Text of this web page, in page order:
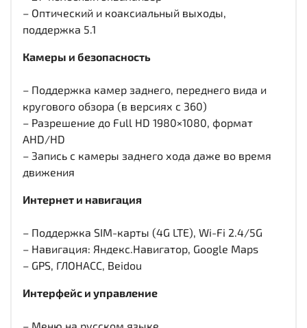
– Оптический и коаксиальный выходы,
поддержка 5.1
Камеры и безопасность
– Поддержка камер заднего, переднего вида и
кругового обзора (в версиях с 360)
– Разрешение до Full HD 1980×1080, формат
AHD/HD
– Запись с камеры заднего хода даже во время
движения
Интернет и навигация
– Поддержка SIM-карты (4G LTE), Wi-Fi 2.4/5G
– Навигация: Яндекс.Навигатор, Google Maps
– GPS, ГЛОНАСС, Beidou
Интерфейс и управление